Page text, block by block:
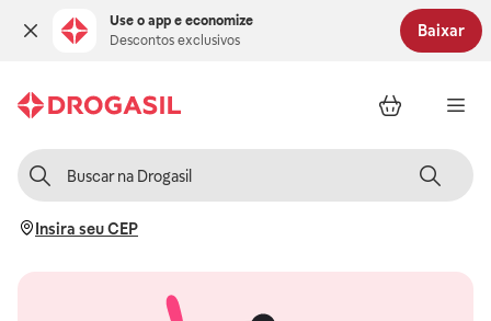
Use o app e economize
Descontos exclusivos
Baixar
Insira seu CEP